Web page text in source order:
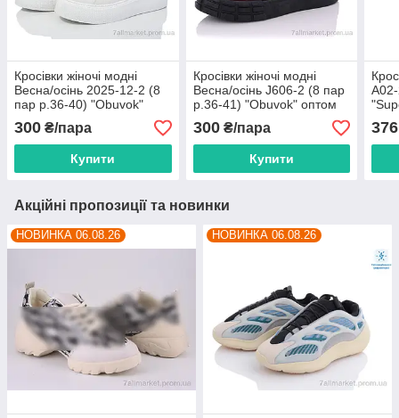
Кросівки жіночі модні
Весна/осінь 2025-12-2 (8
пар р.36-40) "Obuvok"
оптом від прямого
постачальника
300 ₴/пара
Купити
Кросівки жіночі модні
Весна/осінь J606-2 (8 пар
р.36-41) "Obuvok" оптом
від прямого
постачальника
300₴/пара
Купити
376
Акційні пропозиції та новинки
НОВИНКА 06.08.26 НОВИНКА 06.08.26